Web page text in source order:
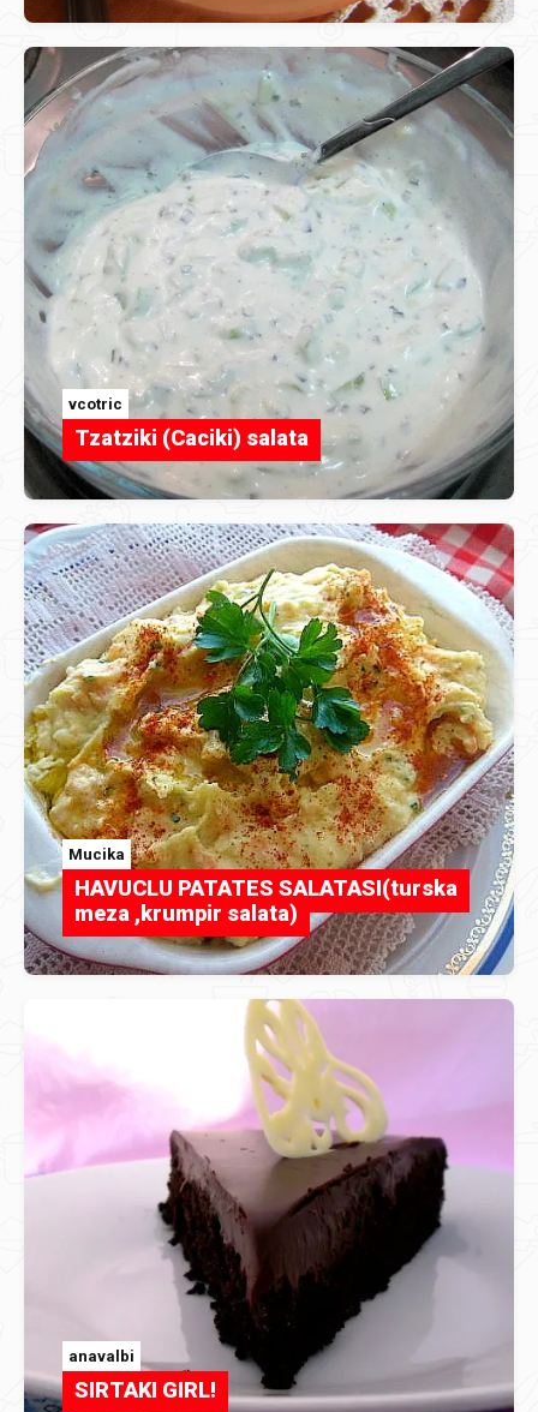
vcotric
Tzatziki (Caciki) salata
Mucika
HAVUCLU PATATES SALATASI(turska
meza ,krumpir salata)
anavalbi
SIRTAKI GIRL!